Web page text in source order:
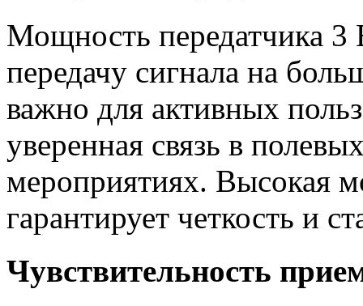
Мощность передатчика 3
передачу сигнала на
важно для активных
уверенная связь в
мероприятиях. Высокая
гарантирует четкость и
Чувствительность